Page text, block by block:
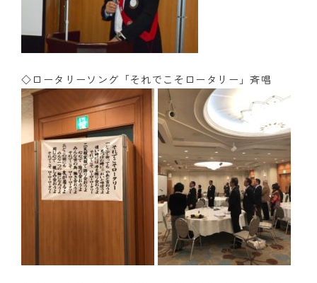
◇ロータリーソング「それでこそロータリー」斉唱